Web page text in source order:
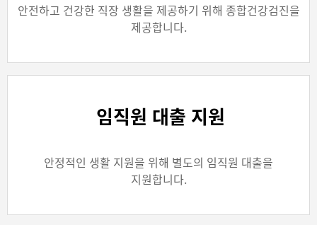
안전하고 건강한 직장 생활을 제공하기 위해 종합건강검진을
제공합니다.
임직원 대출 지원
안정적인 생활 지원을 위해 별도의 임직원 대출을
지원합니다.